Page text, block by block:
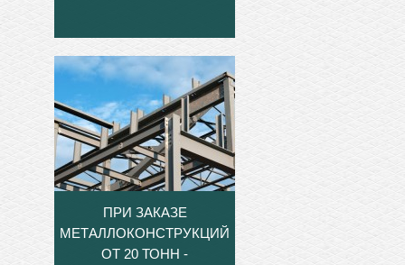
ПРИ ЗАКАЗЕ
МЕТАЛЛОКОНСТРУКЦИЙ
ОТ 20 ТОНН -